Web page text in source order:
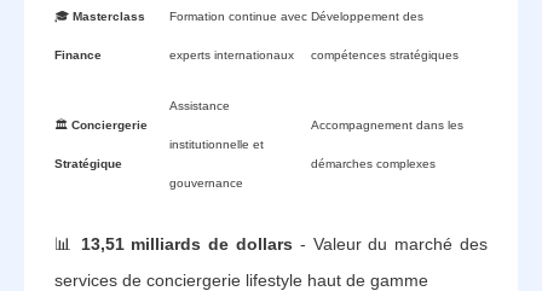
🎓 Masterclass
Finance
Formation continue avec
experts internationaux
Développement des
compétences stratégiques
🏛️ Conciergerie
Stratégique
Assistance
institutionnelle et
gouvernance
Accompagnement dans les
démarches complexes
📊 13,51 milliards de dollars - Valeur du marché des
services de conciergerie lifestyle haut de gamme